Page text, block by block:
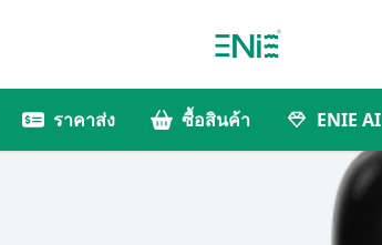
ราคาส่ง ซื้อสินค้า ENIE AI